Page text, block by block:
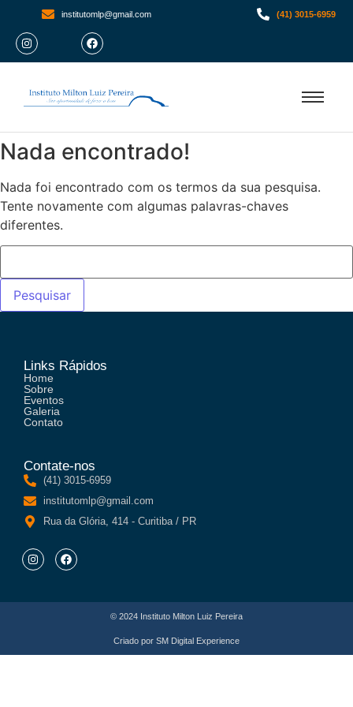
institutomlp@gmail.com (41) 3015-6959
Nada encontrado!
Nada foi encontrado com os termos da sua pesquisa.
Tente novamente com algumas palavras-chaves
diferentes.
Links Rápidos
Home
Sobre
Eventos
Galeria
Contato
Contate-nos
(41) 3015-6959
institutomlp@gmail.com
Rua da Glória, 414 - Curitiba / PR
© 2024 Instituto Milton Luiz Pereira
Criado por SM Digital Experience